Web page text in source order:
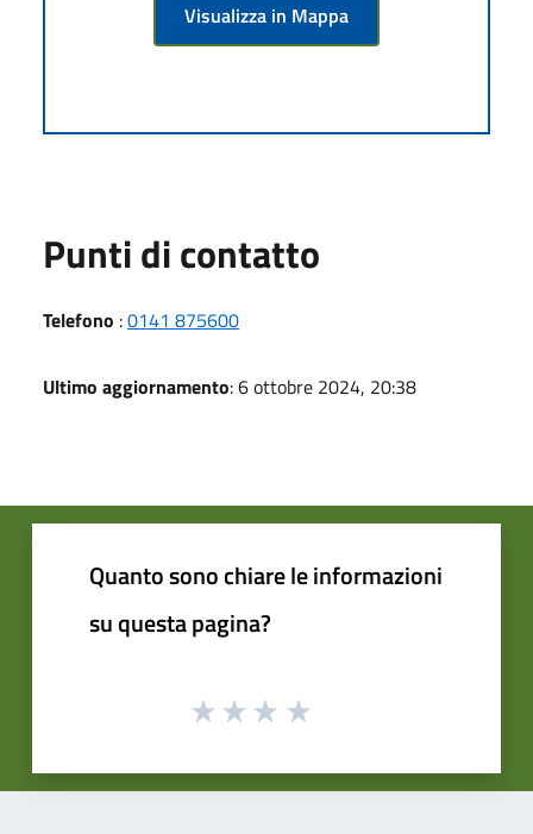
Visualizza in Mappa
Punti di contatto
Telefono :0141 875600
Ultimo aggiornamento: 6 ottobre 2024, 20:38
Quanto sono chiare le informazioni
su questa pagina?